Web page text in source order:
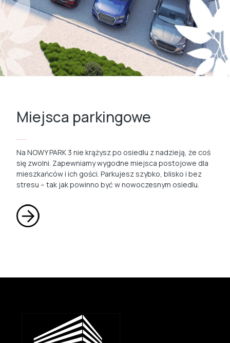
Miejsca parkingowe
Na NOWY PARK 3 nie krążysz po osiedlu z nadzieją, że coś
się zwolni. Zapewniamy wygodne miejsca postojowe dla
mieszkańców i ich gości. Parkujesz szybko, blisko i bez
stresu – tak jak powinno być w nowoczesnym osiedlu.